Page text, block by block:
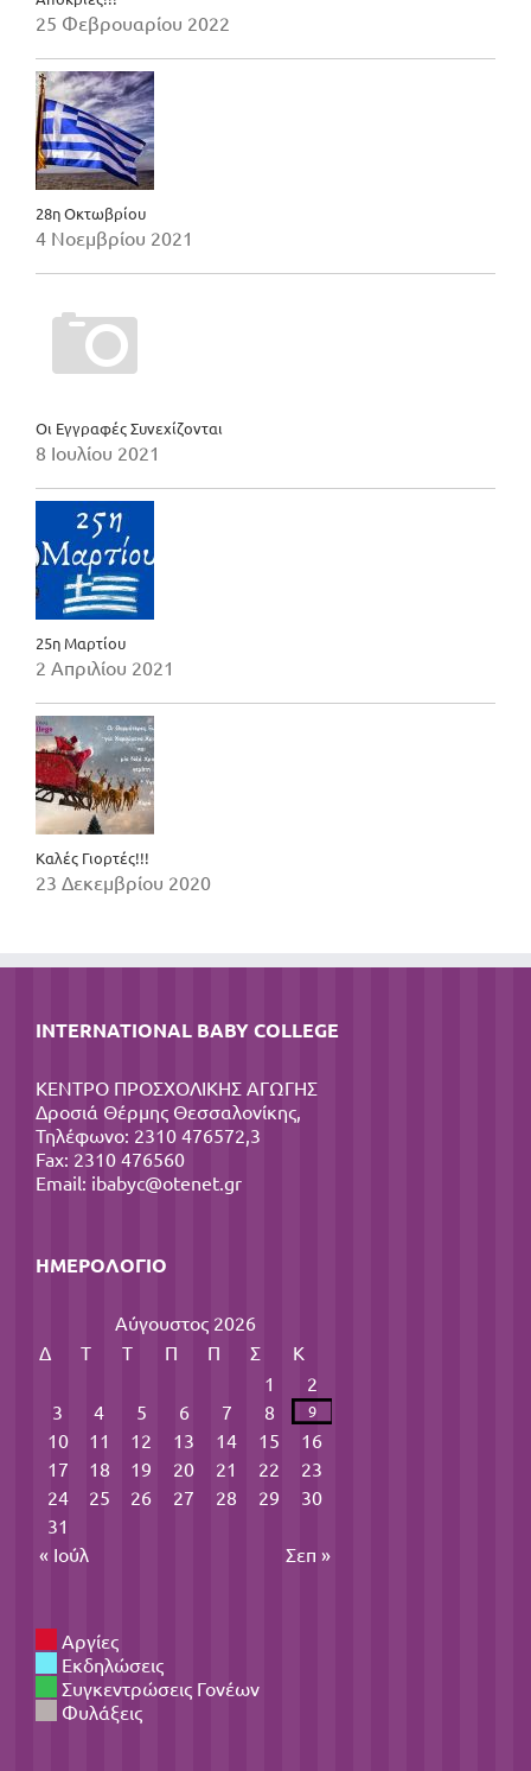
25 Φεβρουαρίου 2022
28η Οκτωβρίου
4 Νοεμβρίου 2021
Οι Εγγραφές Συνεχίζονται
8 Ιουλίου 2021
25η Μαρτίου
2 Απριλίου 2021
Καλές Γιορτές!!!
23 Δεκεμβρίου 2020
INTERNATIONAL BABY COLLEGE
ΚΕΝΤΡΟ ΠΡΟΣΧΟΛΙΚΗΣ ΑΓΩΓΗΣ
Δροσιά Θέρμης Θεσσαλονίκης,
Τηλέφωνο: 2310 476572,3
Fax: 2310 476560
Email: ibabyc@otenet.gr
ΗΜΕΡΟΛΌΓΙΟ
Αύγουστος 2026
Δ
Τ Τ Π Π Σ
Κ
1
2
3
4 5 6 7 8 9
10 11 12 13 14 15
16
17
18 19 20 21 22
23
24
25 26 27 28 29
30
31
« Ιούλ
Σεπ »
Αργίες
Εκδηλώσεις
Συγκεντρώσεις Γονέων
Φυλάξεις